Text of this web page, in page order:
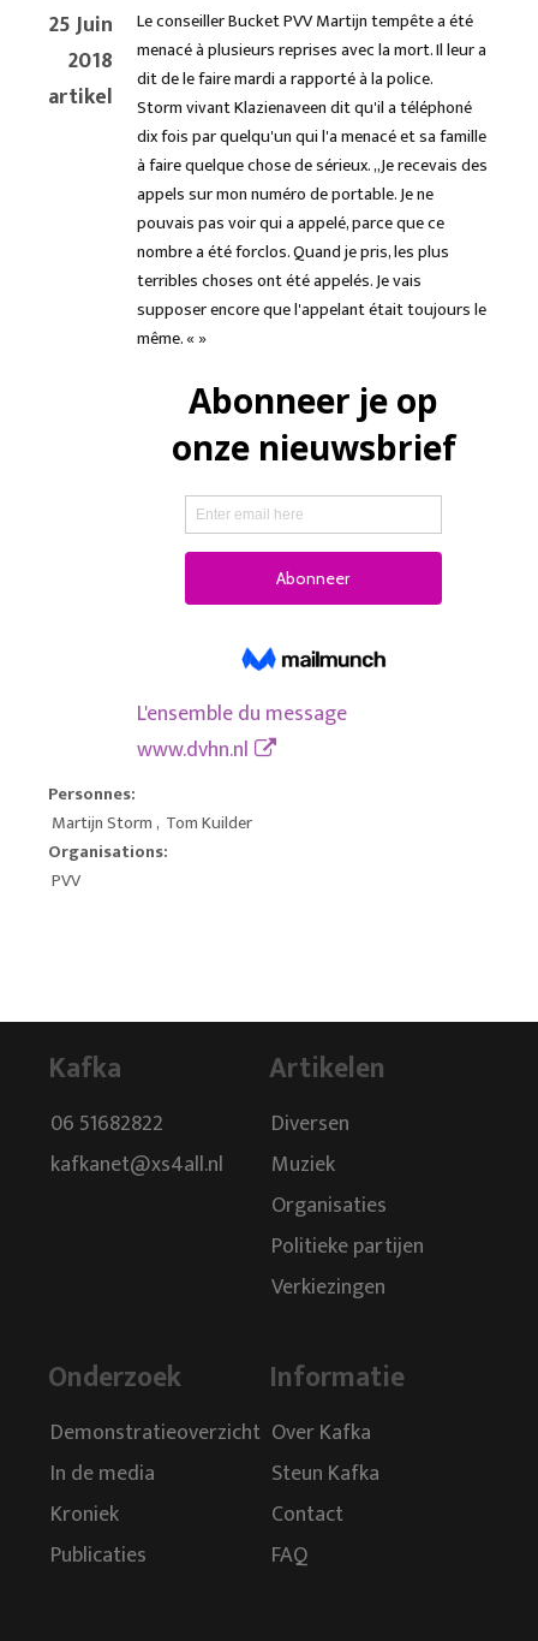
25 Juin
2018
artikel
Le conseiller Bucket PVV Martijn tempête a été
menacé à plusieurs reprises avec la mort. Il leur a
dit de le faire mardi a rapporté à la police.
Storm vivant Klazienaveen dit qu'il a téléphoné
dix fois par quelqu'un qui l'a menacé et sa famille
à faire quelque chose de sérieux. ,,Je recevais des
appels sur mon numéro de portable. Je ne
pouvais pas voir qui a appelé, parce que ce
nombre a été forclos. Quand je pris, les plus
terribles choses ont été appelés. Je vais
supposer encore que l'appelant était toujours le
même. « »
L'ensemble du message
www.dvhn.nl
Personnes:
Martijn Storm, Tom Kuilder
Organisations:
PVV
Kafka
06 51682822
kafkanet@xs4all.nl
Artikelen
Diversen
Muziek
Organisaties
Politieke partijen
Verkiezingen
Onderzoek
Demonstratieoverzicht
In de media
Kroniek
Publicaties
Informatie
Over Kafka
Steun Kafka
Contact
FAQ